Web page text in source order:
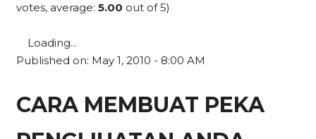
votes, average:5.00 out of 5)
Loading...
Published on: May 1, 2010 - 8:00 AM
CARA MEMBUAT PEKA